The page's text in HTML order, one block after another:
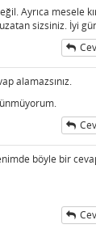
Ayrıca mesele
sizsiniz. İyi
alamazsınız.
böyle bir